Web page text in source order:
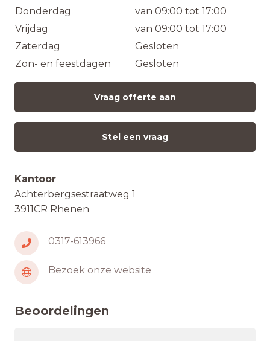
Donderdag
van 09:00 tot 17:00
Vrijdag
van 09:00 tot 17:00
Zaterdag
Gesloten
Zon- en feestdagen
Gesloten
Vraag offerte aan
Stel een vraag
Kantoor
Achterbergsestraatweg 1
3911CR Rhenen
0317-613966
Bezoek onze website
Beoordelingen